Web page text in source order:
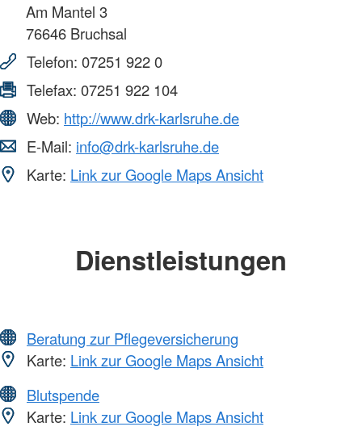
Am Mantel 3
76646 Bruchsal
Telefon: 07251 922 0
Telefax: 07251 922 104
Web: http://www.drk-karlsruhe.de
E-Mail: info@drk-karlsruhe.de
Karte: Link zur Google Maps Ansicht
Dienstleistungen
Beratung zur Pflegeversicherung
Karte: Link zur Google Maps Ansicht
Blutspende
Karte: Link zur Google Maps Ansicht